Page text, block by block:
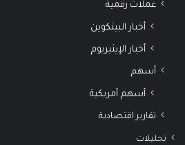
عملات رقمية
أخبار البيتكوين
أخبار الإيثيريوم
أسهم
أسهم أمريكية
تقارير اقتصادية
تحليلات